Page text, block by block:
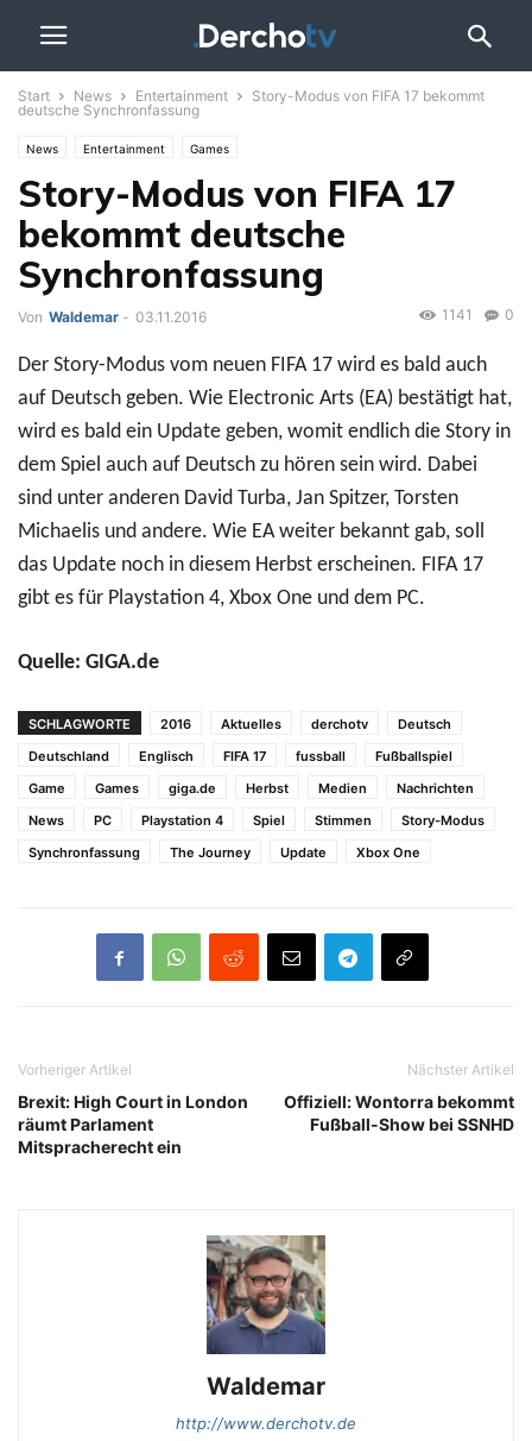
Start News Entertainment
Story-Modus von FIFA 17 bekommt
deutsche Synchronfassung
News Entertainment Games
Story-Modus von FIFA 17
bekommt deutsche
Synchronfassung
Von Waldemar - 03.11.2016 0
1141
Der Story-Modus vom neuen FIFA 17 wird es bald auch
auf Deutsch geben. Wie Electronic Arts (EA) bestätigt hat,
wird es bald ein Update geben, womit endlich die Story in
dem Spiel auch auf Deutsch zu hören sein wird. Dabei
sind unter anderen David Turba, Jan Spitzer, Torsten
Michaelis und andere. Wie EA weiter bekannt gab, soll
das Update noch in diesem Herbst erscheinen. FIFA 17
gibt es für Playstation 4, Xbox One und dem PC.
Quelle: GIGA.de
SCHLAGWORTE 2016 Aktuelles derchotv
Deutsch
Deutschland
Englisch FIFA 17 fussball
Fußballspiel
Game
Games giga.de Herbst Medien
Nachrichten
News
PC Playstation 4 Spiel Stimmen
Story-Modus
Synchronfassung
The Journey Update Xbox One
Vorheriger Artikel
Brexit: High Court in London
räumt Parlament
Mitspracherecht ein
Nächster Artikel
Offiziell: Wontorra bekommt
Fußball-Show bei SSNHD
Waldemar
http://www.derchotv.de